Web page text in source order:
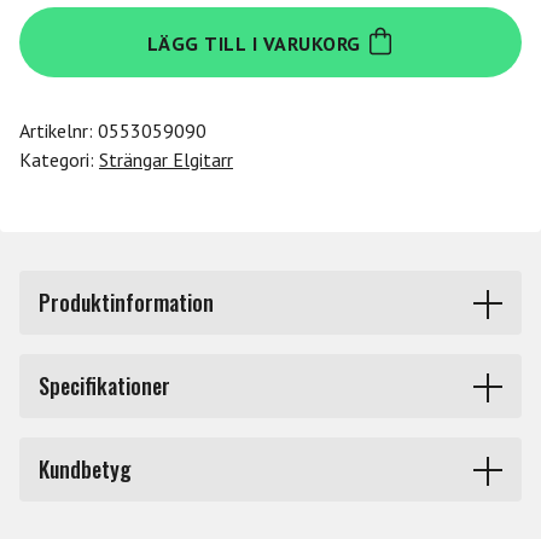
Daddario
EXL160M
mängd
LÄGG TILL I VARUKORG
Artikelnr: 0553059090
Kategori: Strängar Elgitarr
Produktinformation
D'addarios mest populära elbassträngar. Nickelpläterat
komfortabel jämn spelyta som reducerar för tidig
utnötning av greppbrädesbanden.
Specifikationer
Kundbetyg